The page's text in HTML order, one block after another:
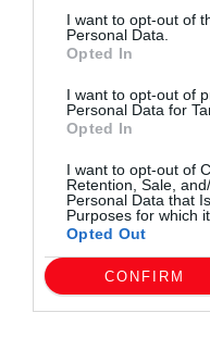
I want to opt-out of
Personal Data.
Opted In
I want to opt-out of
Personal Data for
Opted In
I want to opt-out of
Retention, Sale,
Personal Data that
Purposes for which
Opted Out
CONFIRM
Αγροτικά